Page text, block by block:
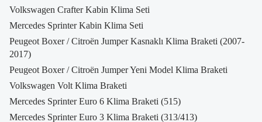
Volkswagen Crafter Kabin Klima Seti
Mercedes Sprinter Kabin Klima Seti
Peugeot Boxer / Citroën Jumper Kasnaklı Klima Braketi (2007-
2017)
Peugeot Boxer / Citroën Jumper Yeni Model Klima Braketi
Volkswagen Volt Klima Braketi
Mercedes Sprinter Euro 6 Klima Braketi (515)
Mercedes Sprinter Euro 3 Klima Braketi (313/413)